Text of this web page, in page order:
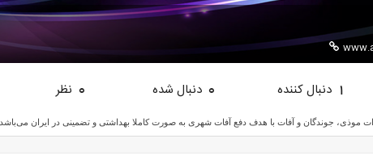
1 دنبال کننده 0 دنبال شده 0 نظر
موذی، جوندگان و آفات با هدف دفع آفات شهری به صورت کاملا بهداشتی و تضمینی در ایران می‌باشد.